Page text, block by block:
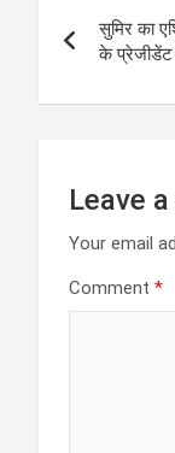
A
p
p
सुमिर का
के प्रेजीडेंट
Leave
Your email
Comment *